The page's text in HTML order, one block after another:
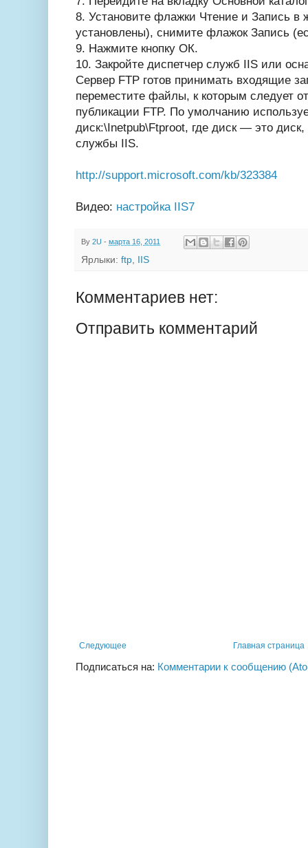
8. Установите флажки Чтение и Запись в
установлены), снимите флажок Запись
9. Нажмите кнопку ОК.
10. Закройте диспетчер служб IIS или
Сервер FTP готов принимать входящие
переместите файлы, к которым следует
публикации FTP. По умолчанию
диск:\Inetpub\Ftproot, где диск — это
службы IIS.
http://support.microsoft.com/kb/323384
Видео: настройка IIS7
By 2U - марта 16, 2011
Ярлыки: ftp, IIS
Комментариев нет:
Отправить комментарий
Следующее Главная страница
Подписаться на: Комментарии к сообщению